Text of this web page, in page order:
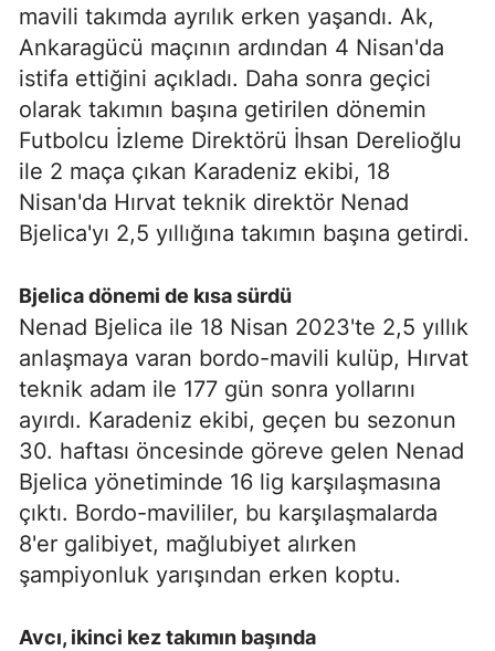
mavili takımda ayrılık erken yaşandı. Ak,
Ankaragücü maçının ardından 4 Nisan'da
istifa ettiğini açıkladı. Daha sonra geçici
olarak takımın başına getirilen dönemin
Futbolcu İzleme Direktörü İhsan Derelioğlu
ile 2 maça çıkan Karadeniz ekibi, 18
Nisan'da Hırvat teknik direktör Nenad
Bjelica'yı 2,5 yıllığına takımın başına getirdi.
Bjelica dönemi de kısa sürdü
Nenad Bjelica ile 18 Nisan 2023'te 2,5 yıllık
anlaşmaya varan bordo-mavili kulüp, Hırvat
teknik adam ile 177 gün sonra yollarını
ayırdı. Karadeniz ekibi, geçen bu sezonun
30. haftası öncesinde göreve gelen Nenad
Bjelica yönetiminde 16 lig karşılaşmasına
çıktı. Bordo-mavililer, bu karşılaşmalarda
8'er galibiyet, mağlubiyet alırken
şampiyonluk yarışından erken koptu.
Avcı, ikinci kez takımın başında